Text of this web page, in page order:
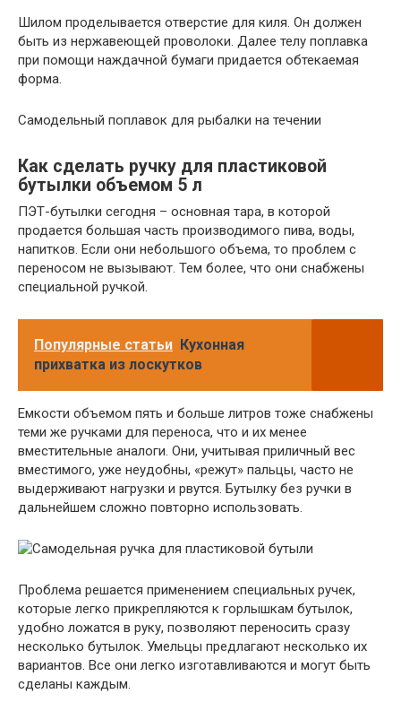
Шилом проделывается отверстие для киля. Он должен
быть из нержавеющей проволоки. Далее телу поплавка
при помощи наждачной бумаги придается обтекаемая
форма.
Самодельный поплавок для рыбалки на течении
Как сделать ручку для пластиковой
бутылки объемом 5 л
ПЭТ-бутылки сегодня – основная тара, в которой
продается большая часть производимого пива, воды,
напитков. Если они небольшого объема, то проблем с
переносом не вызывают. Тем более, что они снабжены
специальной ручкой.
Популярные статьи Кухонная
прихватка из лоскутков
Емкости объемом пять и больше литров тоже снабжены
теми же ручками для переноса, что и их менее
вместительные аналоги. Они, учитывая приличный вес
вместимого, уже неудобны, «режут» пальцы, часто не
выдерживают нагрузки и рвутся. Бутылку без ручки в
дальнейшем сложно повторно использовать.
Проблема решается применением специальных ручек,
которые легко прикрепляются к горлышкам бутылок,
удобно ложатся в руку, позволяют переносить сразу
несколько бутылок. Умельцы предлагают несколько их
вариантов. Все они легко изготавливаются и могут быть
сделаны каждым.